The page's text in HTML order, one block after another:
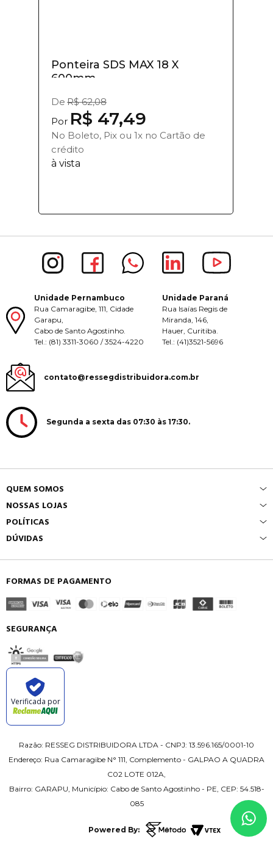
Ponteira SDS MAX 18 X
600mm
De R$ 62,08
Por R$ 47,49
No Boleto, Pix ou 1x no Cartão de
crédito
à vista
Unidade Pernambuco
Rua Camaragibe, 111, Cidade
Garapu,
Cabo de Santo Agostinho.
Tel.: (81) 3311-3060 / 3524-4220
Unidade Paraná
Rua Isaías Regis de
Miranda, 146,
Hauer, Curitiba.
Tel.: (41)3521-5696
contato@ressegdistribuidora.com.br
Segunda a sexta das 07:30 às 17:30.
QUEM SOMOS
NOSSAS LOJAS
POLÍTICAS
DÚVIDAS
FORMAS DE PAGAMENTO
SEGURANÇA
Verificada por
Razão: RESSEG DISTRIBUIDORA LTDA - CNPJ: 13.596.165/0001-10
Endereço: Rua Camaragibe N° 111, Complemento - GALPAO A QUADRA
C02 LOTE 012A,
Bairro: GARAPU, Município: Cabo de Santo Agostinho - PE, CEP: 54.518-
085
Powered By: